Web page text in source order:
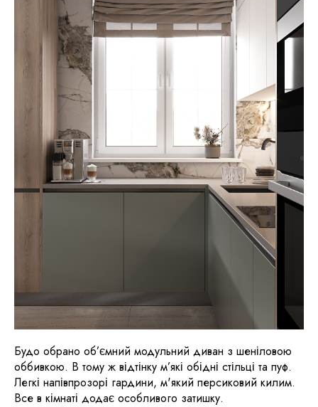
Будо обрано об’ємний модульний диван з шеніловою
оббивкою. В тому ж відтінку м’які обідні стільці та пуф.
Легкі напівпрозорі гардини, м'який персиковий килим.
Все в кімнаті додає особливого затишку.